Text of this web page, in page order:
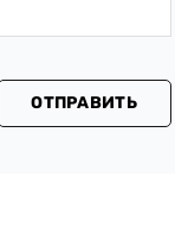
ОТПРАВИТЬ